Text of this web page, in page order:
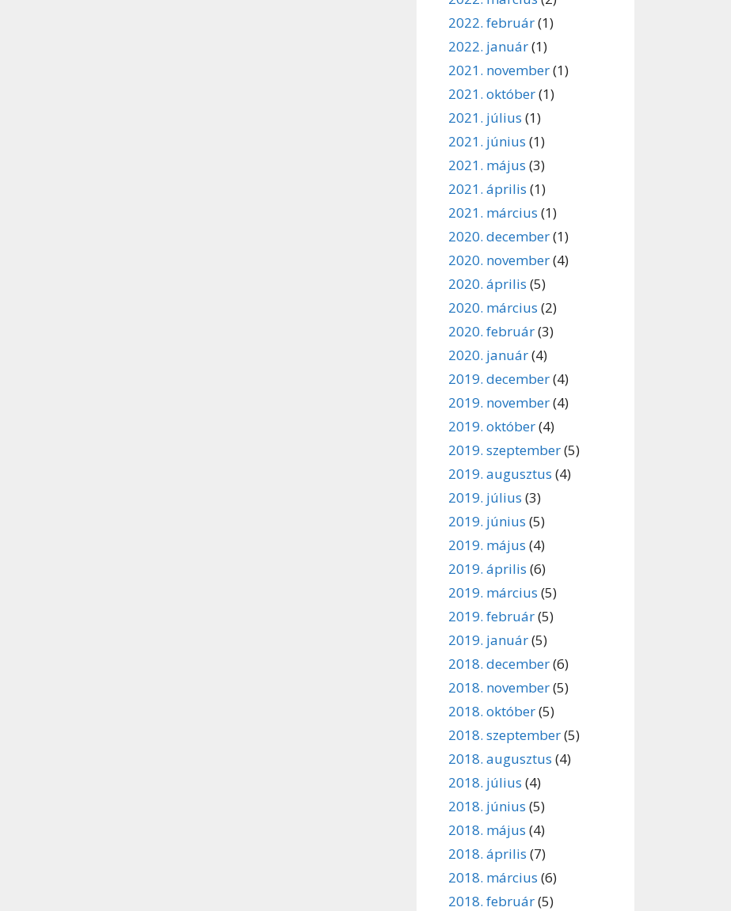
2022. február(1)
2022. január(1)
2021. november(1)
2021. október(1)
2021. július (1)
2021. június (1)
2021. május (3)
2021. április (1)
2021. március (1)
2020. december(1)
2020. november(4)
2020. április (5)
2020. március (2)
2020. február(3)
2020. január(4)
2019. december(4)
2019. november(4)
2019. október(4)
2019. szeptember(5)
2019. augusztus (4)
2019. július (3)
2019. június (5)
2019. május (4)
2019. április (6)
2019. március (5)
2019. február(5)
2019. január(5)
2018. december(6)
2018. november(5)
2018. október(5)
2018. szeptember(5)
2018. augusztus (4)
2018. július (4)
2018. június (5)
2018. május (4)
2018. április (7)
2018. március (6)
2018. február(5)